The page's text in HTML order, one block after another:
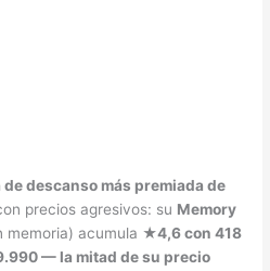
de descanso más premiada de
precios agresivos: su Memory
acumula ★4,6 con 418
— la mitad de su precio